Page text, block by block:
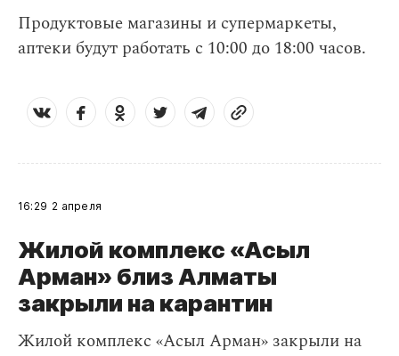
Продуктовые магазины и супермаркеты,
аптеки будут работать с 10:00 до 18:00 часов.
16:29 2 апреля
Жилой комплекс «Асыл
Арман» близ Алматы
закрыли на карантин
Жилой комплекс «Асыл Арман» закрыли на